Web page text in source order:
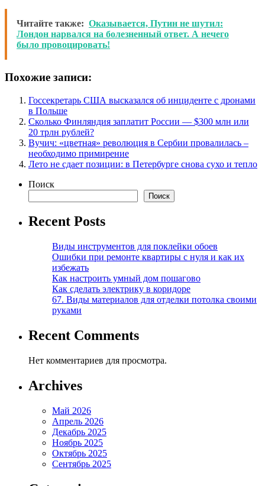
Читайте также: Оказывается, Путин не шутил:
Лондон нарвался на болезненный ответ. А нечего
было провоцировать!
Похожие записи:
Госсекретарь США высказался об инциденте с дронами
в Польше
Сколько Финляндия заплатит России — $300 млн или
20 трлн рублей?
Вучич: «цветная» революция в Сербии провалилась –
необходимо примирение
Лето не сдает позиции: в Петербурге снова сухо и тепло
Поиск
Поиск
Recent Posts
Виды инструментов для поклейки обоев
Ошибки при ремонте квартиры с нуля и как их
избежать
Как настроить умный дом пошагово
Как сделать электрику в коридоре
67. Виды материалов для отделки потолка своими
руками
Recent Comments
Нет комментариев для просмотра.
Archives
Май 2026
Апрель 2026
Декабрь 2025
Ноябрь 2025
Октябрь 2025
Сентябрь 2025